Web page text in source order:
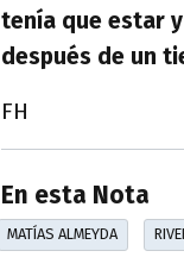
tenía que estar
después de un
FH
En esta Nota
MATÍAS ALMEYDA